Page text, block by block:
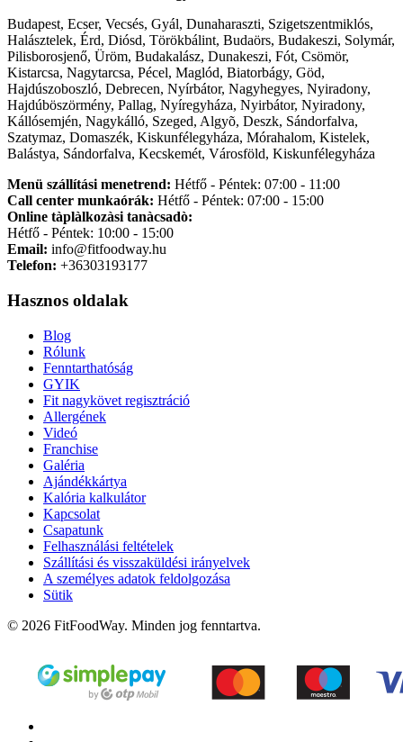
Budapest, Ecser, Vecsés, Gyál, Dunaharaszti, Szigetszentmiklós,
Halásztelek, Érd, Diósd, Törökbálint, Budaörs, Budakeszi, Solymár,
Pilisborosjenő, Üröm, Budakalász, Dunakeszi, Fót, Csömör,
Kistarcsa, Nagytarcsa, Pécel, Maglód, Biatorbágy, Göd,
Hajdúszoboszló, Debrecen, Nyírbátor, Nagyhegyes, Nyiradony,
Hajdúböszörmény, Pallag, Nyíregyháza, Nyirbátor, Nyiradony,
Kállósemjén, Nagykálló, Szeged, Algyõ, Deszk, Sándorfalva,
Szatymaz, Domaszék, Kiskunfélegyháza, Mórahalom, Kistelek,
Balástya, Sándorfalva, Kecskemét, Városföld, Kiskunfélegyháza
Menü szállítási menetrend: Hétfő - Péntek: 07:00 - 11:00
Call center munkaórák: Hétfő - Péntek: 07:00 - 15:00
Online tàplàlkozàsi tanàcsadò:
Hétfő - Péntek: 10:00 - 15:00
Email: info@fitfoodway.hu
Telefon: +36303193177
Hasznos oldalak
Blog
Rólunk
Fenntarthatóság
GYIK
Fit nagykövet regisztráció
Allergének
Videó
Franchise
Galéria
Ajándékkártya
Kalória kalkulátor
Kapcsolat
Csapatunk
Felhasználási feltételek
Szállítási és visszaküldési irányelvek
A személyes adatok feldolgozása
Sütik
© 2026 FitFoodWay. Minden jog fenntartva.